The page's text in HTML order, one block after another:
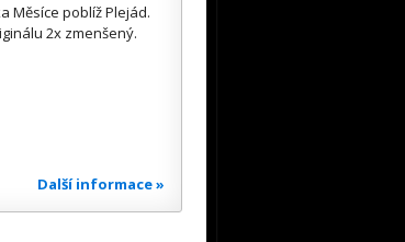
Měsíce poblíž Plejád.
2x zmenšený.
Další informace »